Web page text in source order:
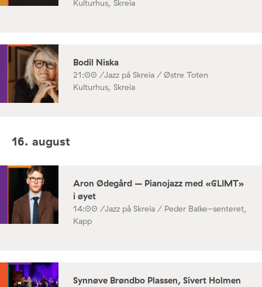
Kulturhus, Skreia
Bodil Niska
21:00 /Jazz på Skreia / Østre Toten
Kulturhus, Skreia
16. august
Aron Ødegård – Pianojazz med «GLIMT»
i øyet
14:00 /Jazz på Skreia / Peder Balke-senteret,
Kapp
Synnøve Brøndbo Plassen, Sivert Holmen